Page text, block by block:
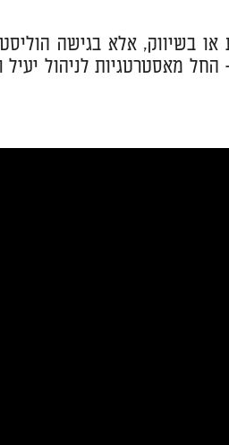
בשיווק, אלא בגישה
מאסטרטגיות לניהול